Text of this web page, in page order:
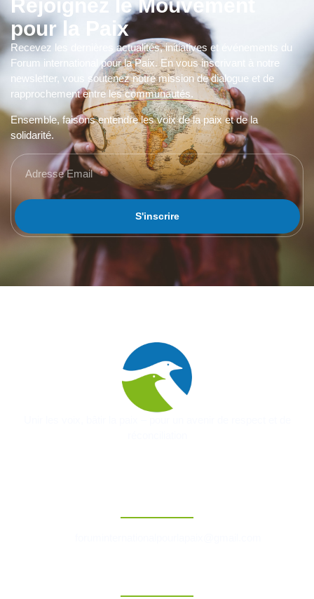
Rejoignez le Mouvement
pour la Paix
Recevez les dernières actualités, initiatives et événements du
Forum international pour la Paix. En vous inscrivant à notre
newsletter, vous soutenez notre mission de dialogue et de
rapprochement entre les communautés.
Ensemble, faisons entendre les voix de la paix et de la
solidarité.
S'inscrire